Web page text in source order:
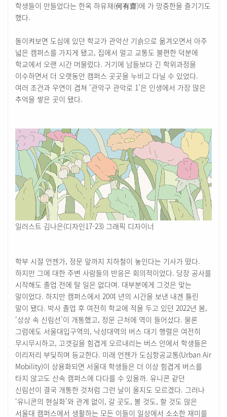
학생들이 만들었다는 한옥 하유재(何有齋)에 가 망중한을 즐기기도
했다.
돌이켜보면 도심에 있던 학교가 관악산 기슭으로 옮겨오면서 아주
넓은 캠퍼스를 가지게 됐고, 집에서 멀고 교통도 불편한 덕분에
학교에서 오랜 시간 머물렀다. 거기에 남들보다 긴 학위과정을
이수하면서 더 오랫동안 캠퍼스 곳곳을 누비고 다닐 수 있었다.
여러 조건과 우연이 겹쳐 ‘관악구 관악로 1’은 인생에서 가장 많은
추억을 쌓은 곳이 됐다.
일러스트 김나은(디자인17-23) 그래픽 디자이너
학부 시절 언젠가, 정문 앞까지 지하철이 놓인다는 기사가 떴다.
하지만 그에 대한 주변 사람들의 반응은 회의적이었다. 당장 공사를
시작해도 졸업 전에 탈 일은 없다며. 대부분에게 그것은 맞는
말이었다. 하지만 캠퍼스에서 20여 년의 시간을 보낸 내겐 틀린
말이 됐다. 박사 졸업 후 여전히 학교에 적을 두고 있던 2022년 봄,
‘상상 속 신림선’이 개통했고, 정문 근처에 역이 들어섰다. 물론
그럼에도 서울대입구역의, 낙성대역의 버스 대기 행렬은 여전히
무시무시하고, 고갯길을 힘겹게 오르내리는 버스 안에서 학생들은
이리저리 부딪히며 등교한다. 미래 언젠가 도심항공교통(Urban Air
Mobility)이 상용화되면 서울대 학생들은 더 이상 힘겹게 버스를
타지 않고도 산속 캠퍼스에 다다를 수 있을까. 유니콘 같던
신림선이 결국 개통한 것처럼 그런 날이 올지도 모르겠다. 그러나
‘유니콘의 현실화’와 관계 없이, 갈 곳도, 볼 것도, 할 것도 많은
서울대 캠퍼스에서 생활하는 모든 이들이 일상에서 소소한 재미를